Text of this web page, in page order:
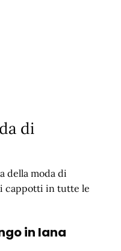
di
della moda di
cappotti in tutte le
in lana